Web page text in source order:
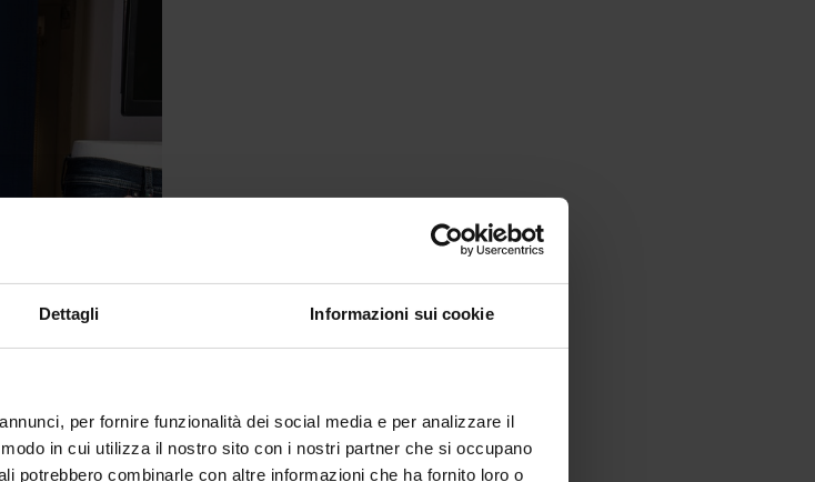
Dettagli Informazioni sui cookie
per fornire funzionalità dei social media e per analizzare il
in cui utilizza il nostro sito con i nostri partner che si occupano
potrebbero combinarle con altre informazioni che ha fornito loro o